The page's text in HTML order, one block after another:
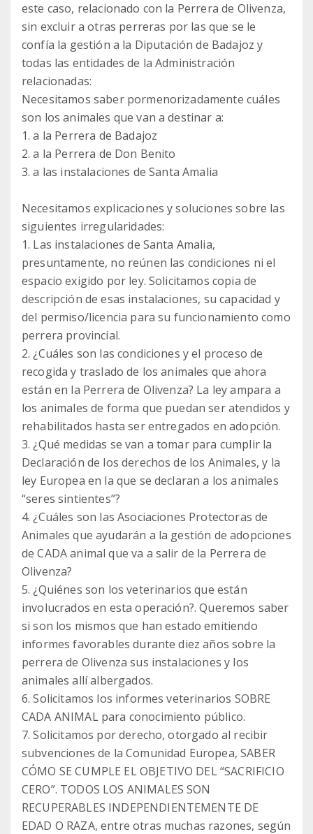
este caso, relacionado con la Perrera de Olivenza,
sin excluir a otras perreras por las que se le
confía la gestión a la Diputación de Badajoz y
todas las entidades de la Administración
relacionadas:
Necesitamos saber pormenorizadamente cuáles
son los animales que van a destinar a:
1. a la Perrera de Badajoz
2. a la Perrera de Don Benito
3. a las instalaciones de Santa Amalia
Necesitamos explicaciones y soluciones sobre las
siguientes irregularidades:
1. Las instalaciones de Santa Amalia,
presuntamente, no reúnen las condiciones ni el
espacio exigido por ley. Solicitamos copia de
descripción de esas instalaciones, su capacidad y
del permiso/licencia para su funcionamiento como
perrera provincial.
2. ¿Cuáles son las condiciones y el proceso de
recogida y traslado de los animales que ahora
están en la Perrera de Olivenza? La ley ampara a
los animales de forma que puedan ser atendidos y
rehabilitados hasta ser entregados en adopción.
3. ¿Qué medidas se van a tomar para cumplir la
Declaración de los derechos de los Animales, y la
ley Europea en la que se declaran a los animales
“seres sintientes”?
4. ¿Cuáles son las Asociaciones Protectoras de
Animales que ayudarán a la gestión de adopciones
de CADA animal que va a salir de la Perrera de
Olivenza?
5. ¿Quiénes son los veterinarios que están
involucrados en esta operación?. Queremos saber
si son los mismos que han estado emitiendo
informes favorables durante diez años sobre la
perrera de Olivenza sus instalaciones y los
animales allí albergados.
6. Solicitamos los informes veterinarios SOBRE
CADA ANIMAL para conocimiento público.
7. Solicitamos por derecho, otorgado al recibir
subvenciones de la Comunidad Europea, SABER
CÓMO SE CUMPLE EL OBJETIVO DEL “SACRIFICIO
CERO”. TODOS LOS ANIMALES SON
RECUPERABLES INDEPENDIENTEMENTE DE
EDAD O RAZA, entre otras muchas razones, según